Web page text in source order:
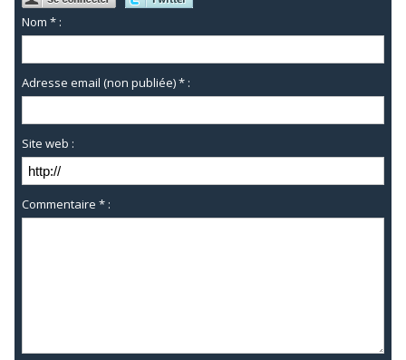
Nom * :
Adresse email (non publiée) * :
Site web :
Commentaire * :